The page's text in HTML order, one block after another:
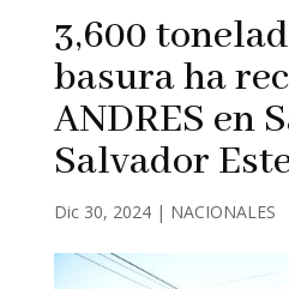
3,600
basura ha
ANDRES en
Salvador
Dic 30, 2024| NACIONALES